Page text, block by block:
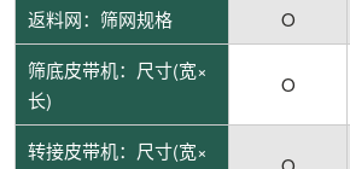
返料网：筛网规格
O
筛底皮带机：尺寸(宽×
长)
O
转接皮带机：尺寸(宽×